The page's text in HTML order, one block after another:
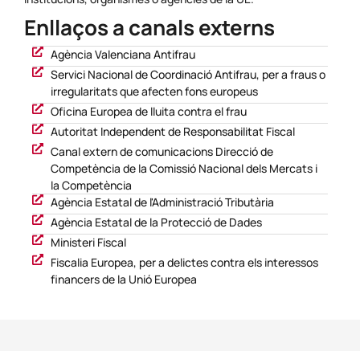
Enllaços a canals externs
Agència Valenciana Antifrau
Servici Nacional de Coordinació Antifrau, per a fraus o
irregularitats que afecten fons europeus
Oficina Europea de lluita contra el frau
Autoritat Independent de Responsabilitat Fiscal
Canal extern de comunicacions Direcció de
Competència de la Comissió Nacional dels Mercats i
la Competència
Agència Estatal de l'Administració Tributària
Agència Estatal de la Protecció de Dades
Ministeri Fiscal
Fiscalia Europea, per a delictes contra els interessos
financers de la Unió Europea